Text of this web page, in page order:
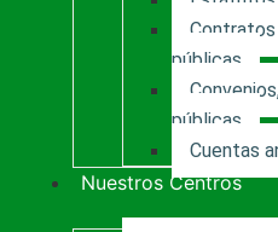
públicas
públicas
Cuentas
Nuestros Centros